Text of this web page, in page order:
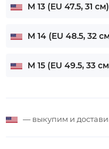
M 13 (EU 47.5, 31 см)
M 14 (EU 48.5, 32
M 15 (EU 49.5, 33
— выкупим и